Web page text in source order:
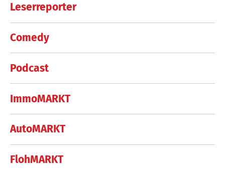
Leserreporter
Comedy
Podcast
ImmoMARKT
AutoMARKT
FlohMARKT